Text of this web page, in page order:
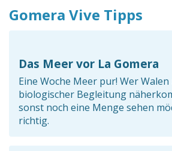
Gomera Vive Tipps
Das Meer vor La Gomera
Eine Woche Meer pur! Wer
biologischer Begleitung
sonst noch eine Menge sehen
richtig.